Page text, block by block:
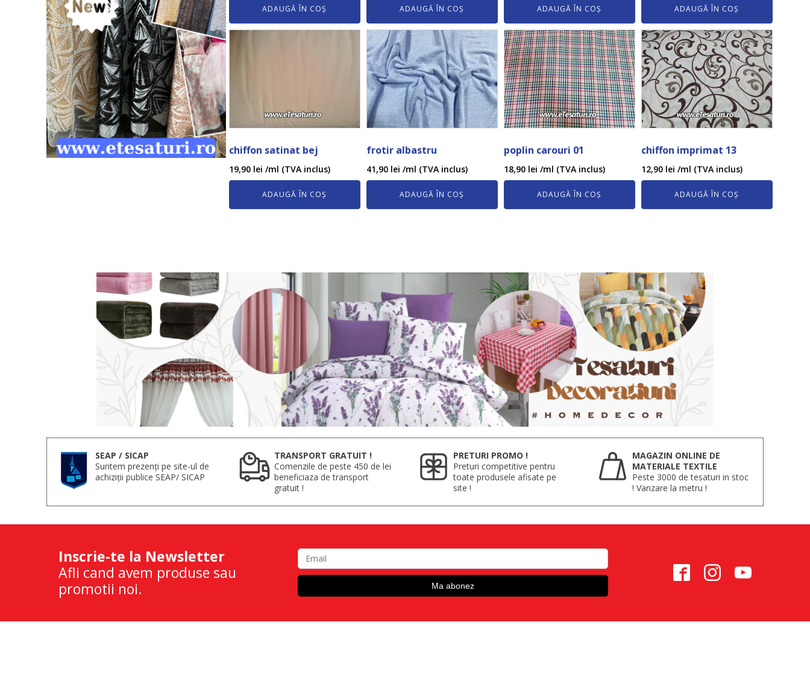
ADAUGĂ ÎN COȘ ADAUGĂ ÎN COȘ ADAUGĂ ÎN COȘ ADAUGĂ ÎN COȘ
chiffon satinat bej
19,90 lei /ml (TVA inclus)
ADAUGĂ ÎN COȘ
frotir albastru
41,90 lei /ml (TVA inclus)
ADAUGĂ ÎN COȘ
poplin carouri 01
18,90 lei /ml (TVA inclus)
ADAUGĂ ÎN COȘ
chiffon imprimat 13
12,90 lei /ml (TVA inclus)
ADAUGĂ ÎN COȘ
SEAP / SICAP
Suntem prezenți pe site-ul de
achiziții publice SEAP/ SICAP
TRANSPORT GRATUIT !
Comenzile de peste 450 de lei
beneficiaza de transport
gratuit !
PRETURI PROMO !
Preturi competitive pentru
toate produsele afisate pe
site !
MAGAZIN ONLINE DE
MATERIALE TEXTILE
Peste 3000 de tesaturi in stoc
! Vanzare la metru !
Inscrie-te la Newsletter
Afli cand avem produse sau
promotii noi.